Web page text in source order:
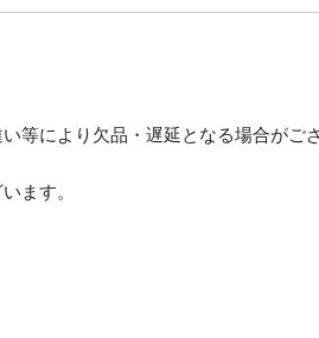
ン
等により欠品・遅延となる場合がご
ます。